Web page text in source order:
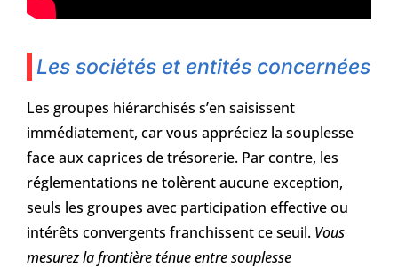
Les sociétés et entités concernées
Les groupes hiérarchisés s’en saisissent
immédiatement, car vous appréciez la souplesse
face aux caprices de trésorerie. Par contre, les
réglementations ne tolèrent aucune exception,
seuls les groupes avec participation effective ou
intérêts convergents franchissent ce seuil. Vous
mesurez la frontière ténue entre souplesse